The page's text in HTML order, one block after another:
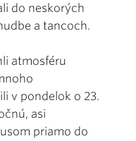
do neskorých
a tancoch.
atmosféru
v pondelok o 23.
asi
priamo do